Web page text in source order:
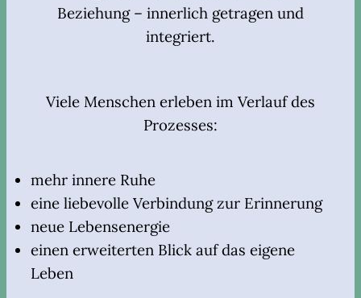
Beziehung – innerlich getragen und
integriert.
Viele Menschen erleben im Verlauf des
Prozesses:
mehr innere Ruhe
eine liebevolle Verbindung zur Erinnerung
neue Lebensenergie
einen erweiterten Blick auf das eigene
Leben